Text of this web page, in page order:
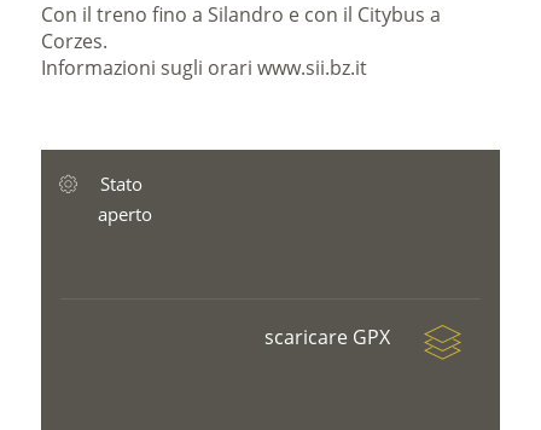
Con il treno fino a Silandro e con il Citybus a
Corzes.
Informazioni sugli orari www.sii.bz.it
Stato
aperto
scaricare GPX